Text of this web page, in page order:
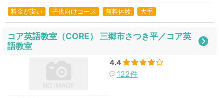
料金が安い 子供向けコース 無料体験 大手
コア英語教室（CORE） 三郷市さつき平／コア英
語教室
4.4
122件